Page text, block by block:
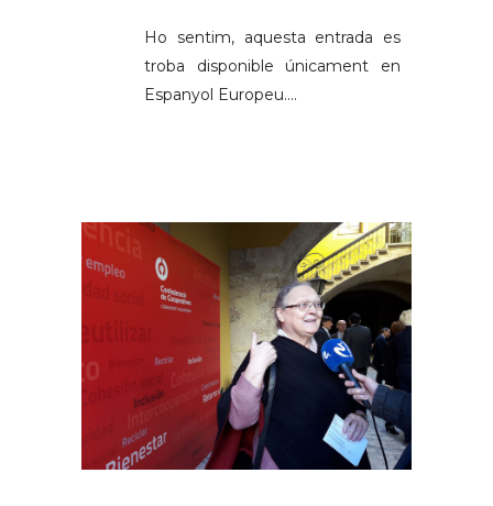
Ho sentim, aquesta entrada es
troba disponible únicament en
Espanyol Europeu....